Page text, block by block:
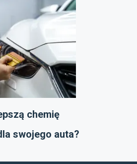
chemię
swojego auta?